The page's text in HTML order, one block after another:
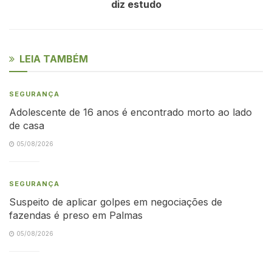
diz estudo
LEIA TAMBÉM
SEGURANÇA
Adolescente de 16 anos é encontrado morto ao lado
de casa
05/08/2026
SEGURANÇA
Suspeito de aplicar golpes em negociações de
fazendas é preso em Palmas
05/08/2026